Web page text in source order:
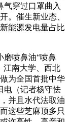
气穿过口罩曲入
。催生新业态、
能源发电量占比
喷鼻油“喷鼻
江南大学、西北
为全国首批中华
电（记者杨守怯
并且水代法取油
这些芝麻顶多只